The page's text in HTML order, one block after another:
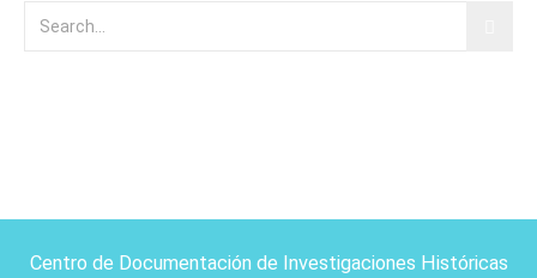
Centro de Documentación de Investigaciones Históricas